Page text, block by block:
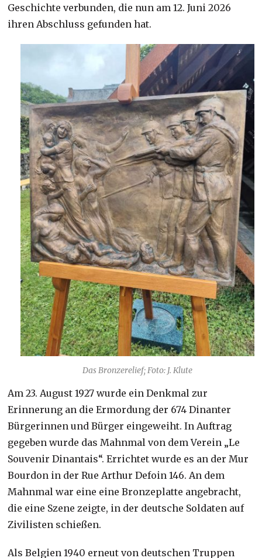
Geschichte verbunden, die nun am 12. Juni 2026
ihren Abschluss gefunden hat.
Das Bronzerelief; Foto: J. Klute
Am 23. August 1927 wurde ein Denkmal zur
Erinnerung an die Ermordung der 674 Dinanter
Bürgerinnen und Bürger eingeweiht. In Auftrag
gegeben wurde das Mahnmal von dem Verein „Le
Souvenir Dinantais“. Errichtet wurde es an der Mur
Bourdon in der Rue Arthur Defoin 146. An dem
Mahnmal war eine eine Bronzeplatte angebracht,
die eine Szene zeigte, in der deutsche Soldaten auf
Zivilisten schießen.
Als Belgien 1940 erneut von deutschen Truppen